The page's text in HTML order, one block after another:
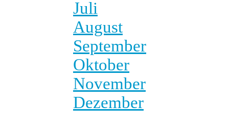
Juli
August
September
Oktober
November
Dezember